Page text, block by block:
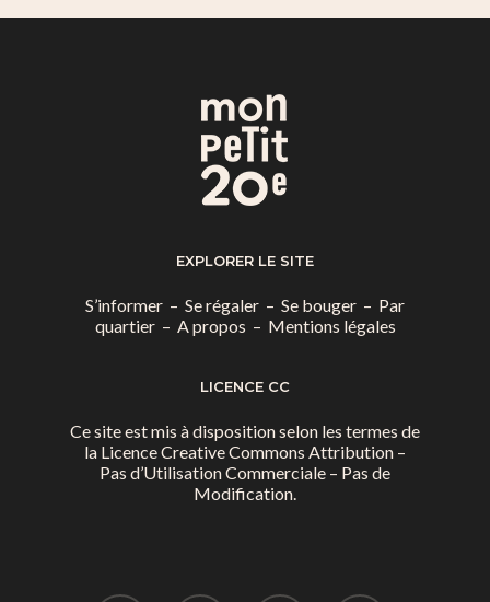
EXPLORER LE SITE
S’informer – Se régaler – Se bouger – Par
quartier– A propos – Mentions légales
LICENCE CC
Ce site est mis à disposition selon les termes de
la Licence Creative Commons Attribution –
Pas d’Utilisation Commerciale – Pas de
Modification.
Télégraphe